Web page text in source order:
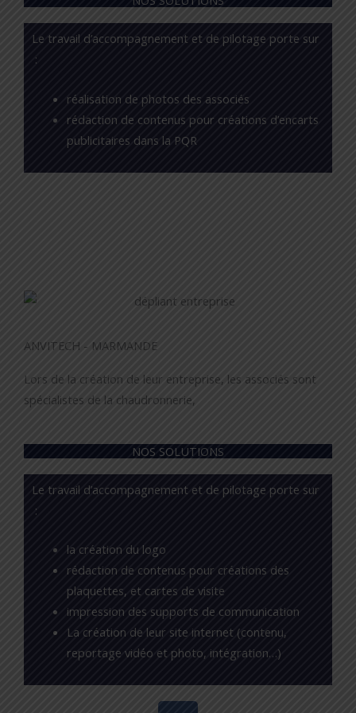
Le travail d’accompagnement et de pilotage porte sur
:
réalisation de photos des associés
rédaction de contenus pour créations d’encarts
publicitaires dans la PQR
ANVITECH - MARMANDE
Lors de la création de leur entreprise, les associés sont
spécialistes de la chaudronnerie,
NOS SOLUTIONS
Le travail d’accompagnement et de pilotage porte sur
:
la création du logo
rédaction de contenus pour créations des
plaquettes, et cartes de visite
impression des supports de communication
La création de leur site internet (contenu,
reportage vidéo et photo, intégration…)